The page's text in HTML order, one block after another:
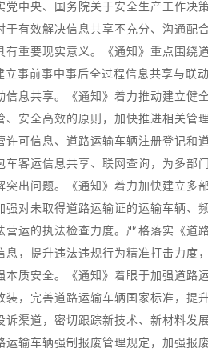
央、国务院关于安全生产工作决
于有效解决信息共享不充分、沟通配
有重要现实意义。《通知》重点围绕
立事前事中事后全过程信息共享与联
共享。《通知》着力推动建立健
、安全高效的原则，加快推进相关管
许可信息、道路运输车辆注册登记和
车客运信息共享、联网查询，为多部
问题。《通知》着力加快建立多
强对未取得道路运输证的运输车辆、
营运的执法检查力度。严格落实《道
息，提升违法违规行为精准打击力度
安全。《通知》着眼于加强道路
装，完善道路运输车辆国家标准，提
诉渠道，密切跟踪新技术、新材料发
运输车辆强制报废管理规定，加强报